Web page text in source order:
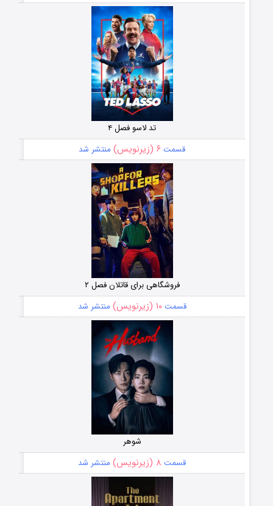
تد لاسو فصل ۴
قسمت ۶ (زیرنویس) منتشر شد
فروشگاهی برای قاتلان فصل ۲
قسمت۱۰ (زیرنویس) منتشر شد
شوهر
قسمت ۸ (زیرنویس) منتشر شد